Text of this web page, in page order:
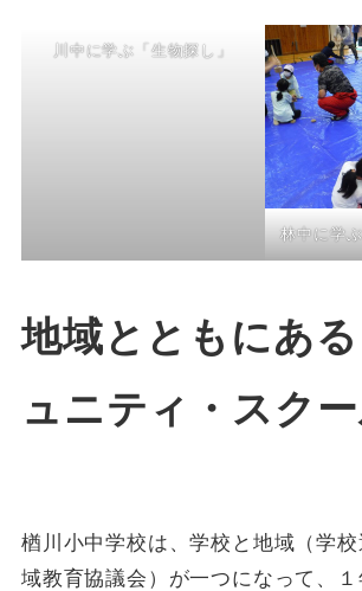
川中に学ぶ「生物探し」
林中に学
地域とともにある
ュニティ・スクー
楢川小中学校は、学校と地域（学
域教育協議会）が一つになって、